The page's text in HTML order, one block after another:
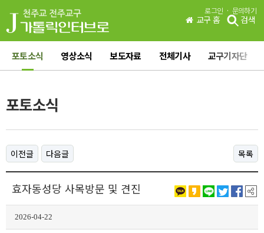
로그인 · 문의하기
교구 홈 검색
포토소식 영상소식 보도자료 전체기사 교구기자단
포토소식
이전글 다음글 목록
효자동성당 사목방문 및 견진
2026-04-22